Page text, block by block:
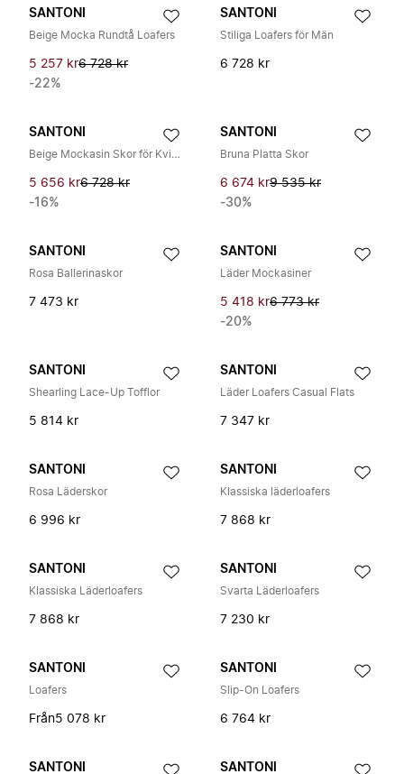
SANTONI
Beige Mocka Rundtå Loafers
5 257 kr6 728 kr
-22%
SANTONI
Stiliga Loafers för Män
6 728 kr
SANTONI
Beige Mockasin Skor för Kvinnor
5 656 kr6 728 kr
-16%
SANTONI
Bruna Platta Skor
6 674 kr9 535 kr
-30%
SANTONI
Rosa Ballerinaskor
7 473 kr
SANTONI
Läder Mockasiner
5 418 kr6 773 kr
-20%
SANTONI
Shearling Lace-Up Tofflor
5 814 kr
SANTONI
Läder Loafers Casual Flats
7 347 kr
SANTONI
Rosa Läderskor
6 996 kr
SANTONI
Klassiska läderloafers
7 868 kr
SANTONI
Klassiska Läderloafers
7 868 kr
SANTONI
Svarta Läderloafers
7 230 kr
SANTONI
Loafers
Från5 078 kr
SANTONI
Slip-On Loafers
6 764 kr
SANTONI SANTONI